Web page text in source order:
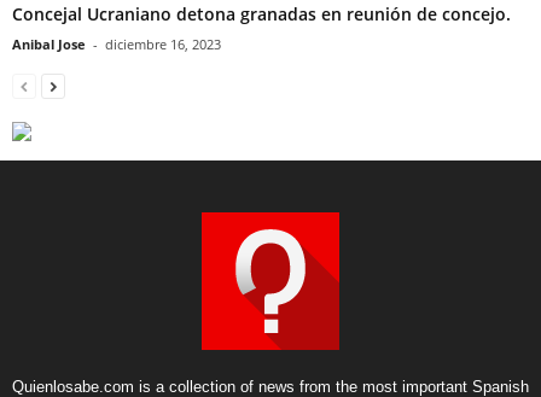
Concejal Ucraniano detona granadas en reunión de concejo.
Anibal Jose - diciembre 16, 2023
Quienlosabe.com is a collection of news from the most important Spanish